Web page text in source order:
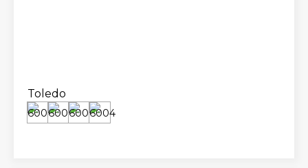
Toledo